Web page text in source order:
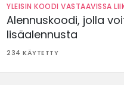
YLEISIN KOODI VASTAAVISSA
Alennuskoodi, jolla
lisäalennusta
234 KÄYTETTY